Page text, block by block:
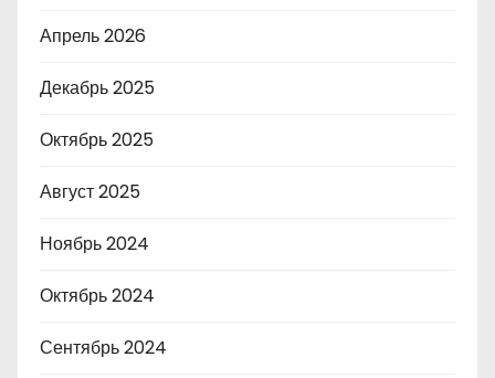
Апрель 2026
Декабрь 2025
Октябрь 2025
Август 2025
Ноябрь 2024
Октябрь 2024
Сентябрь 2024